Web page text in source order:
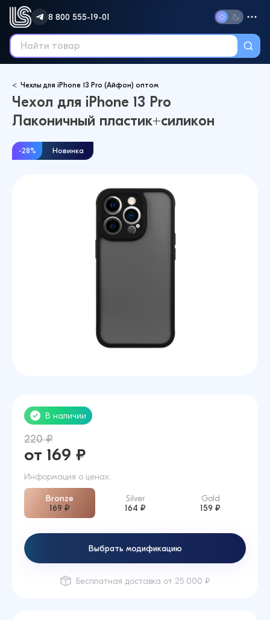
8 800 555-19-01
Чехлы для iPhone 13 Pro (Айфон) оптом
Чехол для iPhone 13 Pro
Лаконичный пластик+силикон
-28% Новинка
В наличии
220 ₽
от 169 ₽
Информация о ценах:
Bronze
169 ₽
Silver
164 ₽
Gold
159 ₽
Выбрать модификацию
Бесплатная доставка от 25 000 ₽